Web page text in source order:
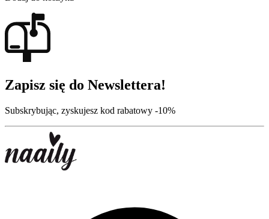
Zapisz się do Newslettera!
Subskrybując, zyskujesz kod rabatowy -10%